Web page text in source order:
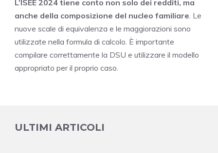
L’ISEE 2024 tiene conto non solo dei redditi, ma
anche della composizione del nucleo familiare . Le
nuove scale di equivalenza e le maggiorazioni sono
utilizzate nella formula di calcolo. È importante
compilare correttamente la DSU e utilizzare il modello
appropriato per il proprio caso.
ULTIMI ARTICOLI